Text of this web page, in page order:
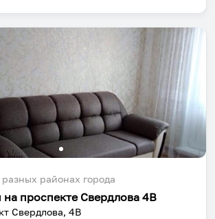
районах города
проспекте Свердлова 4В
Свердлова, 4В